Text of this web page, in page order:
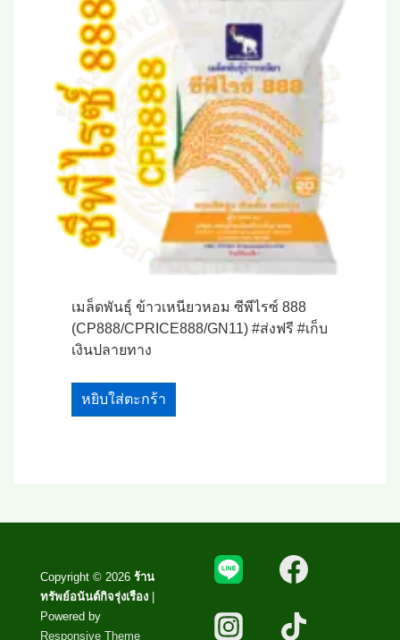
เมล็ดพันธุ์ ข้าวเหนียวหอม ซีพีไรซ์ 888
(CP888/CPRICE888/GN11) #ส่งฟรี #เก็บ
เงินปลายทาง
หยิบใส่ตะกร้า
Copyright © 2026 ร้าน
ทรัพย์อนันต์กิจรุ่งเรือง
Powered by
Responsive Theme